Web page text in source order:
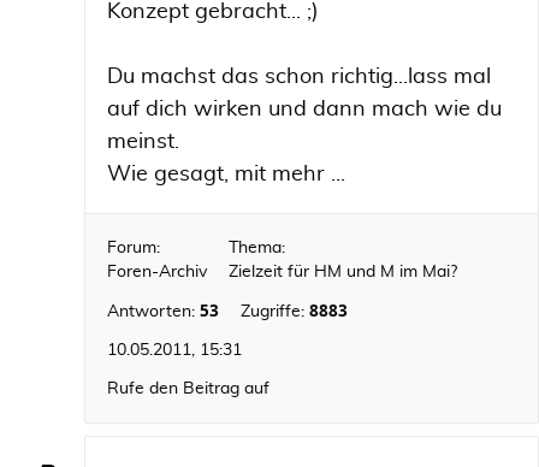
Konzept gebracht... ;)
Du machst das schon richtig...lass mal
auf dich wirken und dann mach wie du
meinst.
Wie gesagt, mit mehr ...
Forum:
Foren-Archiv
Thema:
Zielzeit für HM und M im Mai?
Antworten: 53 Zugriffe: 8883
10.05.2011, 15:31
Rufe den Beitrag auf